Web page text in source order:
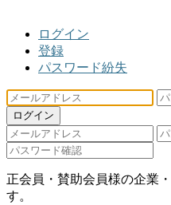
ログイン
登録
パスワード紛失
ログイン
正会員・賛助会員様の企業
す。